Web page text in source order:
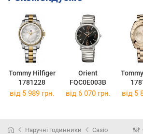
Tommy Hilfiger
1781228
Orient
FQC0E003B
від 5 989 грн. від 6 070 грн. від 5
Наручні годинники Casio